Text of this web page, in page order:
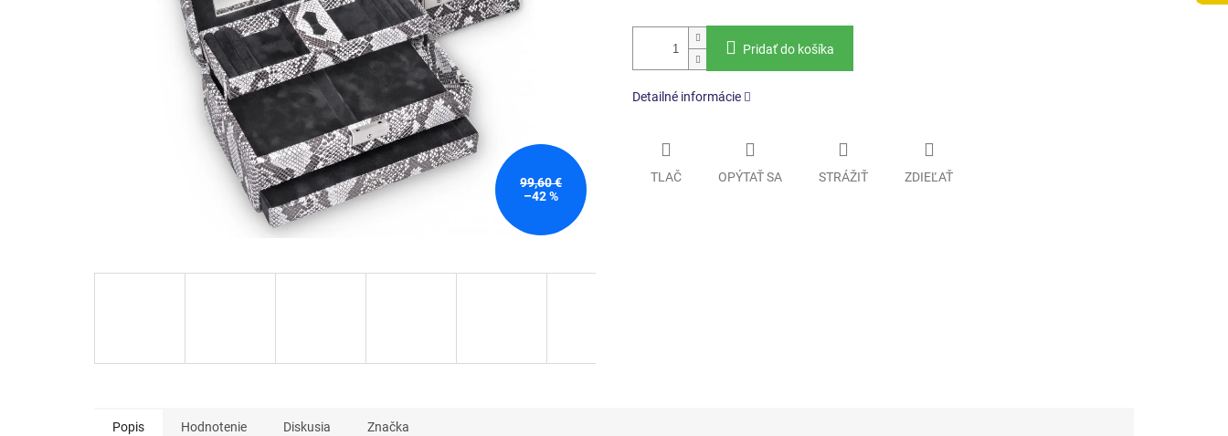
99,60 €
–42 %
Pridať do košíka
Detailné informácie
TLAČ OPÝTAŤ SA STRÁŽIŤ ZDIEĽAŤ
Popis Hodnotenie Diskusia Značka